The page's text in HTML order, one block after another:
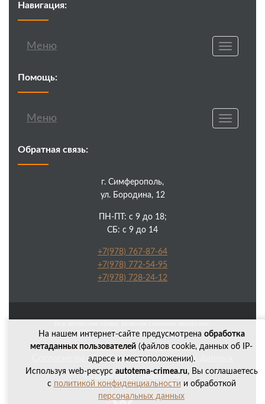
На нашем интернет-сайте предусмотрена обработка
метаданных пользователей (файлов cookie, данных об IP-
адресе и местоположении).
Используя web-ресурс autotema-crimea.ru, Вы соглашаетесь
с политикой конфиденциальности и обработкой
персональных данных
Навигация:
Toggle
Меню
Помощь:
Toggle
Меню
Обратная связь:
г. Симферополь,
ул. Бородина, 12
ПН-ПТ: с 9 до 18;
СБ: с 9 до 14
+7(978) 767-87-64
+7(978) 772-54-95
+7(978) 728-24-12
сохраняются за правообладателями
Политика конфиденциальности
Согласие на обработку персональных данных
Создание сайтов Симферополь
Продвижение сайтов Симферополь